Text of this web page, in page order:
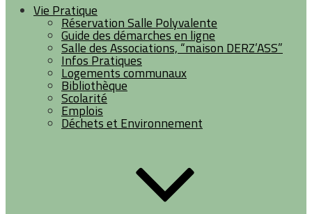
Vie Pratique
Réservation Salle Polyvalente
Guide des démarches en ligne
Salle des Associations, “maison DERZ’ASS”
Infos Pratiques
Logements communaux
Bibliothèque
Scolarité
Emplois
Déchets et Environnement